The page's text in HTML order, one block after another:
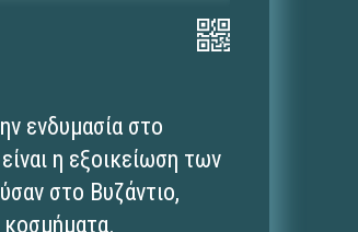
ενδυμασία στο
η εξοικείωση των
στο Βυζάντιο,
κοσμήματα.